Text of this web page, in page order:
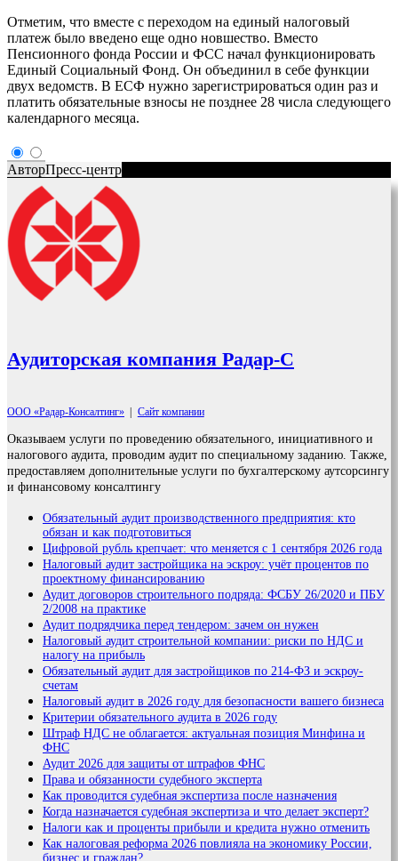
Отметим, что вместе с переходом на единый налоговый
платеж было введено еще одно новшество. Вместо
Пенсионного фонда России и ФСС начал функционировать
Единый Социальный Фонд. Он объединил в себе функции
двух ведомств. В ЕСФ нужно зарегистрироваться один раз и
платить обязательные взносы не позднее 28 числа следующего
календарного месяца.
АвторПресс-центр
Аудиторская компания Радар-С
ООО «Радар-Консалтинг» Сайт компании
Оказываем услуги по проведению обязательного, инициативного и
налогового аудита, проводим аудит по специальному заданию. Также,
предоставляем дополнительные услуги по бухгалтерскому аутсорсингу
и финансовому консалтингу
Обязательный аудит производственного предприятия: кто
обязан и как подготовиться
Цифровой рубль крепчает: что меняется с 1 сентября 2026 года
Налоговый аудит застройщика на эскроу: учёт процентов по
проектному финансированию
Аудит договоров строительного подряда: ФСБУ 26/2020 и ПБУ
2/2008 на практике
Аудит подрядчика перед тендером: зачем он нужен
Налоговый аудит строительной компании: риски по НДС и
налогу на прибыль
Обязательный аудит для застройщиков по 214-ФЗ и эскроу-
счетам
Налоговый аудит в 2026 году для безопасности вашего бизнеса
Критерии обязательного аудита в 2026 году
Штраф НДС не облагается: актуальная позиция Минфина и
ФНС
Аудит 2026 для защиты от штрафов ФНС
Права и обязанности судебного эксперта
Как проводится судебная экспертиза после назначения
Когда назначается судебная экспертиза и что делает эксперт?
Налоги как и проценты прибыли и кредита нужно отменить
Как налоговая реформа 2026 повлияла на экономику России,
бизнес и граждан?